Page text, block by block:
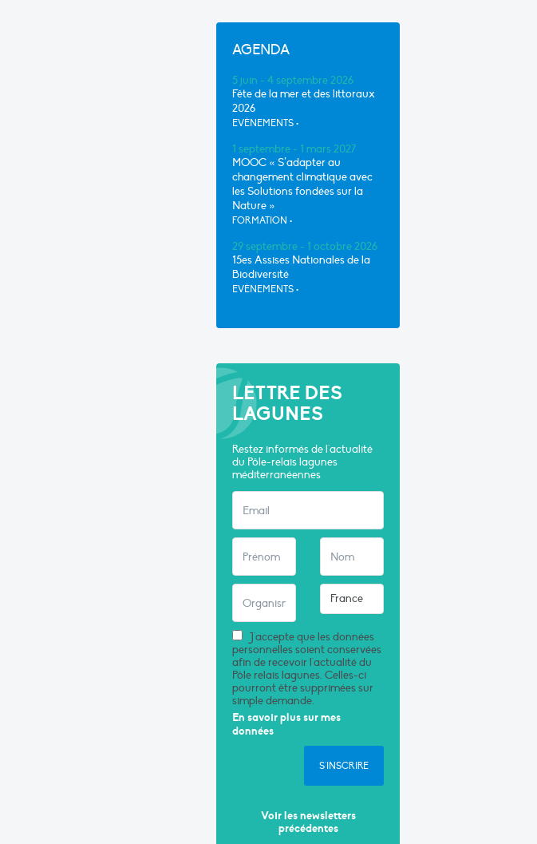
AGENDA
5 juin - 4 septembre 2026
Fête de la mer et des littoraux
2026
EVÈNEMENTS •
1 septembre - 1 mars 2027
MOOC « S’adapter au
changement climatique avec
les Solutions fondées sur la
Nature »
FORMATION •
29 septembre - 1 octobre 2026
15es Assises Nationales de la
Biodiversité
EVÈNEMENTS •
LETTRE DES
LAGUNES
Restez informés de l'actualité
du Pôle-relais lagunes
méditerranéennes
J'accepte que les données
personnelles soient conservées
afin de recevoir l'actualité du
Pôle relais lagunes. Celles-ci
pourront être supprimées sur
simple demande.
En savoir plus sur mes
données
S'INSCRIRE
Voir les newsletters
précédentes